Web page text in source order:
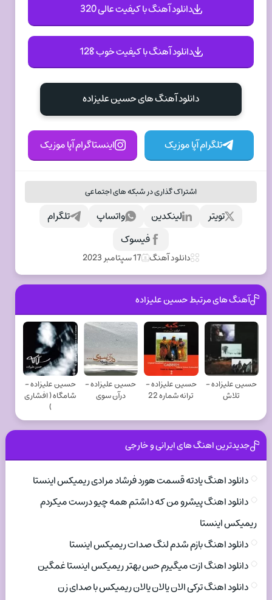
دانلود آهنگ با کیفیت عالی 320
دانلود آهنگ با کیفیت خوب 128
دانلود آهنگ های حسین علیزاده
تلگرام آپا موزیک اینستاگرام آپا موزیک
اشتراک گذاری در شبکه های اجتماعی
تلگرام واتساپ لینکدین
تویتر
فیسوک
دانلود آهنگ 17 سپتامبر 2023
آهنگ های مرتبط حسین علیزاده
حسین علیزاده -
تلاش
حسین علیزاده -
ترانه شماره 22
حسین علیزاده -
درآن سوی
حسین علیزاده -
شامگاه ( افشاری
)
جدیدترین اهنگ های ایرانی و خارجی
دانلود اهنگ یادته قسمت هورد فرشاد مرادی ریمیکس اینستا
دانلود اهنگ پیشرو من که داشتم همه چیو درست میکردم
ریمیکس اینستا
دانلود اهنگ بازم شدم لنگ صدات ریمیکس اینستا
دانلود اهنگ ازت میگیرم حس بهتر ریمیکس اینستا غمگین
دانلود اهنگ ترکی الان یالان یالان ریمیکس با صدای زن